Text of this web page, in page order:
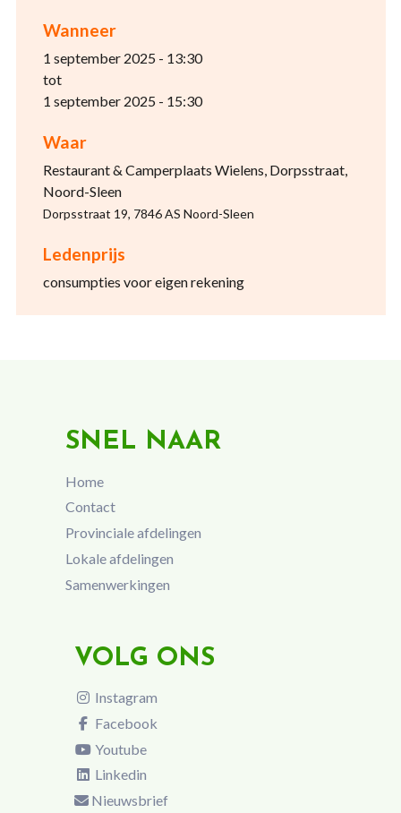
Wanneer
1 september 2025 - 13:30
tot
1 september 2025 - 15:30
Waar
Restaurant & Camperplaats Wielens, Dorpsstraat,
Noord-Sleen
Dorpsstraat 19, 7846 AS Noord-Sleen
Ledenprijs
consumpties voor eigen rekening
SNEL NAAR
Home
Contact
Provinciale afdelingen
Lokale afdelingen
Samenwerkingen
VOLG ONS
Instagram
Facebook
Youtube
Linkedin
Nieuwsbrief